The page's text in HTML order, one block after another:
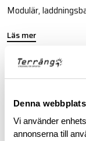
Denna
Vi använder
annonserna till
Modulär,
Läs mer
BESKRIVNING
SPECIFIKATIONER